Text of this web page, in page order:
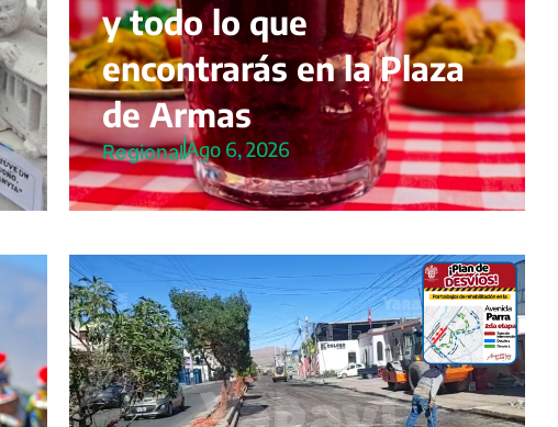
y todo lo que
encontrarás en la Plaza
de Armas
RegionalAgo 6, 2026